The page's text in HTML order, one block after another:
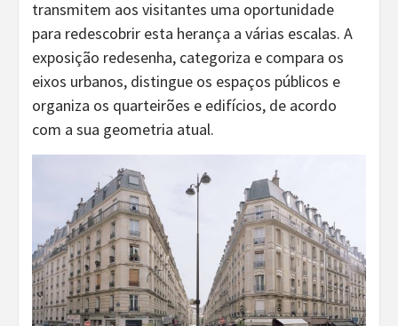
transmitem aos visitantes uma oportunidade
para redescobrir esta herança a várias escalas. A
exposição redesenha, categoriza e compara os
eixos urbanos, distingue os espaços públicos e
organiza os quarteirões e edifícios, de acordo
com a sua geometria atual.